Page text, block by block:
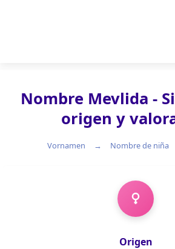
Nombre Mevlida -
origen y
Vornamen Nombre de niña
Nombre de
Origen